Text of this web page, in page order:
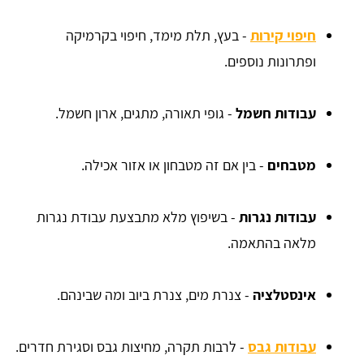
חיפוי קירות - בעץ, תלת מימד, חיפוי בקרמיקה
ופתרונות נוספים.
עבודות חשמל - גופי תאורה, מתגים, ארון חשמל.
מטבחים - בין אם זה מטבחון או אזור אכילה.
עבודות נגרות - בשיפוץ מלא מתבצעת עבודת נגרות
מלאה בהתאמה.
אינסטלציה - צנרת מים, צנרת ביוב ומה שבינהם.
עבודות גבס - לרבות תקרה, מחיצות גבס וסגירת חדרים.